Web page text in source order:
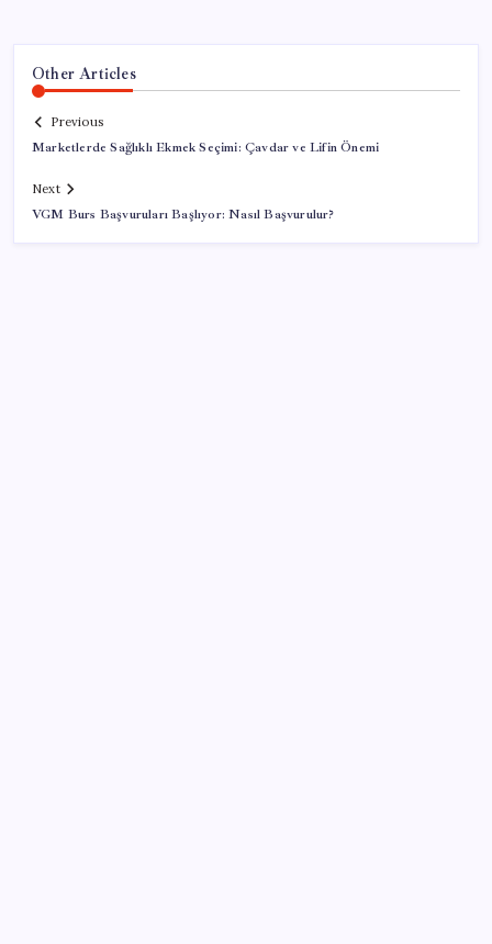
Other Articles
Previous
Marketlerde Sağlıklı Ekmek Seçimi: Çavdar ve Lifin Önemi
Next
VGM Burs Başvuruları Başlıyor: Nasıl Başvurulur?